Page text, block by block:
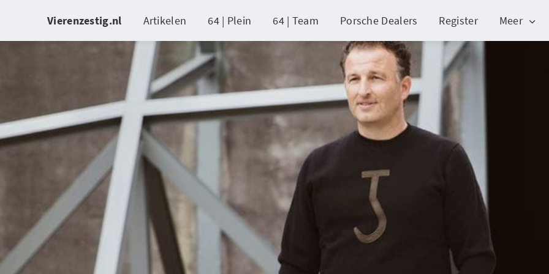
Vierenzestig.nl Artikelen 64 | Plein 64 | Team Porsche Dealers Register Meer